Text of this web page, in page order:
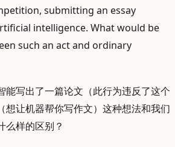
submitting an essay
intelligence. What would be
such an act and ordinary
能写出了一篇论文（此行为违反了这个
想让机器帮你写作文）这种想法和我们
么样的区别？